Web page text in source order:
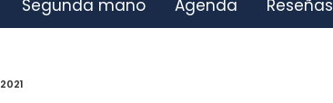
Segunda mano Agenda Reseñas